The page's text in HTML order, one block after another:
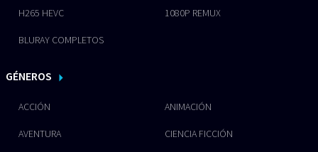
H265 HEVC 1080P REMUX
BLURAY COMPLETOS
GÉNEROS
ACCIÓN ANIMACIÓN
AVENTURA CIENCIA FICCIÓN